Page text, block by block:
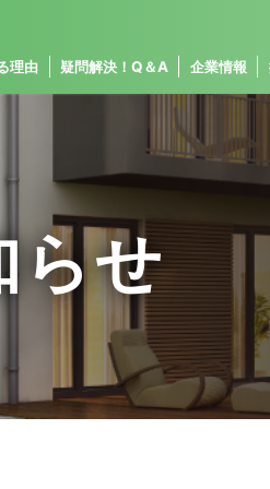
理由 疑問解決！Q＆A 企業情報
らせ